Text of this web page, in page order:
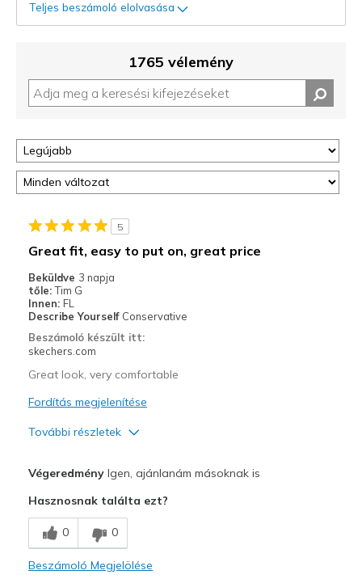
Teljes beszámoló elolvasása
1765 vélemény
5
Great fit, easy to put on, great price
Beküldve 3 napja
tőle: Tim G
Innen: FL
Describe Yourself Conservative
Beszámoló készült itt:
skechers.com
Great look, very comfortable
Fordítás megjelenítése
További részletek
Comfortable
Stylish
VégeredményIgen, ajánlanám másoknak is
Hasznosnak találta ezt?
0 0
Beszámoló Megjelölése